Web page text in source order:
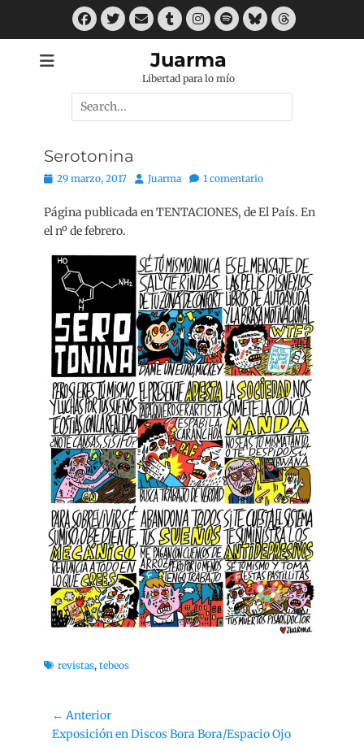
Facebook
TwitterCorreo
electrónico
TumblrInstagram
Spotify
BlueskyThreads
Juarma
Libertad para lo mío
Buscar
por:
Serotonina
Publicado
29 marzo, 2017 AutorJuarma 1 comentario
Página publicada en TENTACIONES, de El País. En
el nº de febrero.
Etiquetas
revistas, tebeos
Navegación
de
← Anterior
Entrada
Exposición en Discos Bora Bora/Espacio Ojo